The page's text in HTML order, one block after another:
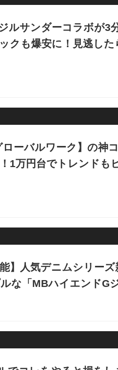
ルサンダーコラボが3
クも爆安に！見逃した
ローバルワーク】の神
1万円台でトレンドも
】人気デニムシリー
な「MBハイエンドG